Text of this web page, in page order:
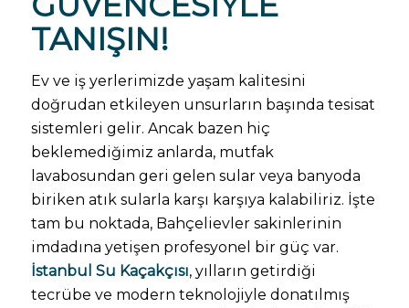
TANIŞIN!
Ev ve iş yerlerimizde yaşam kalitesini
doğrudan etkileyen unsurların başında tesisat
sistemleri gelir. Ancak bazen hiç
beklemediğimiz anlarda, mutfak
lavabosundan geri gelen sular veya banyoda
biriken atık sularla karşı karşıya kalabiliriz. İşte
tam bu noktada, Bahçelievler sakinlerinin
imdadına yetişen profesyonel bir güç var.
İstanbul Su Kaçakçısı, yılların getirdiği
tecrübe ve modern teknolojiyle donatılmış